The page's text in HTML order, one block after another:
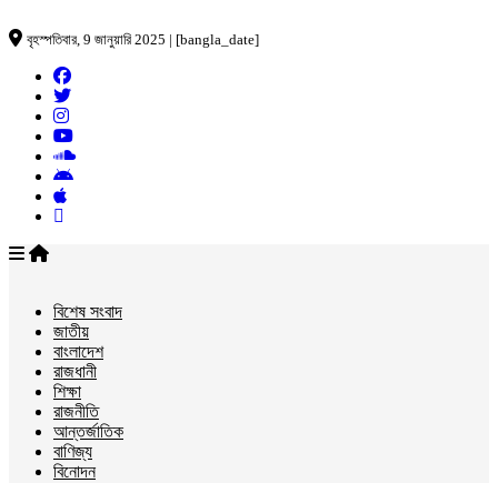
বৃহস্পতিবার, 9 জানুয়ারি 2025 | [bangla_date]
বিশেষ সংবাদ
জাতীয়
বাংলাদেশ
রাজধানী
শিক্ষা
রাজনীতি
আন্তর্জাতিক
বাণিজ্য
বিনোদন